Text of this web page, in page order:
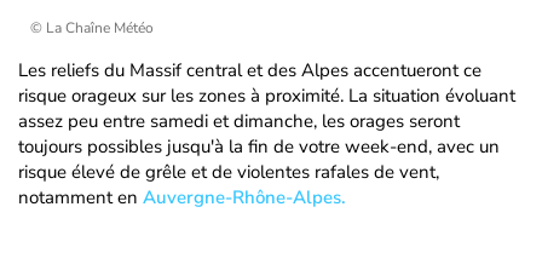
© La Chaîne Météo
Les reliefs du Massif central et des Alpes accentueront ce
risque orageux sur les zones à proximité. La situation évoluant
assez peu entre samedi et dimanche, les orages seront
toujours possibles jusqu'à la fin de votre week-end, avec un
risque élevé de grêle et de violentes rafales de vent,
notamment en Auvergne-Rhône-Alpes.